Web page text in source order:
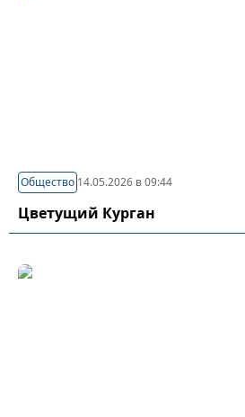
Общество 14.05.2026 в 09:44
Цветущий Курган